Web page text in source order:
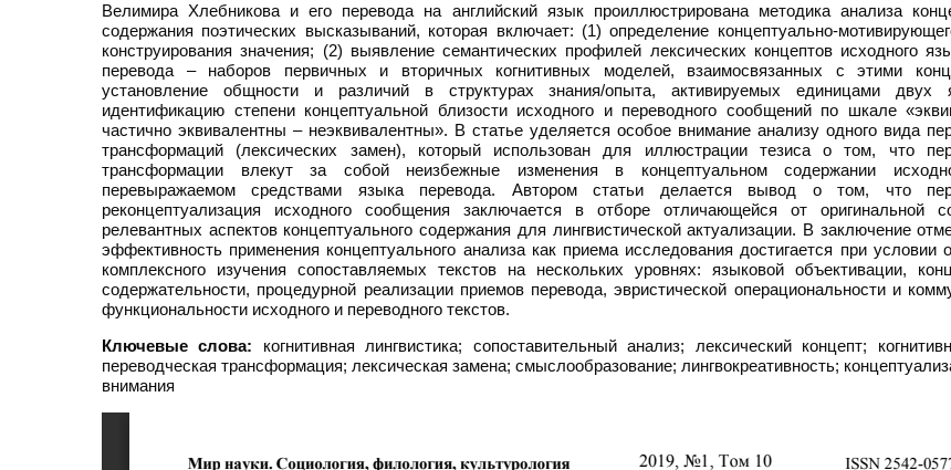
Велимира Хлебникова и его перевода на английский язык проиллюстрирована методика анализа
содержания поэтических высказываний, которая включает: (1) определение концептуально-
конструирования значения; (2) выявление семантических профилей лексических концептов исходного
перевода – наборов первичных и вторичных когнитивных моделей, взаимосвязанных с этими
установление общности и различий в структурах знания/опыта, активируемых единицами двух
идентификацию степени концептуальной близости исходного и переводного сообщений по шкале
частично эквивалентны – неэквивалентны». В статье уделяется особое внимание анализу одного вида
трансформаций (лексических замен), который использован для иллюстрации тезиса о том, что
трансформации влекут за собой неизбежные изменения в концептуальном содержании
перевыражаемом средствами языка перевода. Автором статьи делается вывод о том, что
реконцептуализация исходного сообщения заключается в отборе отличающейся от оригинальной
релевантных аспектов концептуального содержания для лингвистической актуализации. В заключение
эффективность применения концептуального анализа как приема исследования достигается при условии
комплексного изучения сопоставляемых текстов на нескольких уровнях: языковой объективации,
содержательности, процедурной реализации приемов перевода, эвристической операциональности и
функциональности исходного и переводного текстов.
Ключевые слова: когнитивная лингвистика; сопоставительный анализ; лексический концепт;
переводческая трансформация; лексическая замена; смыслообразование; лингвокреативность;
внимания